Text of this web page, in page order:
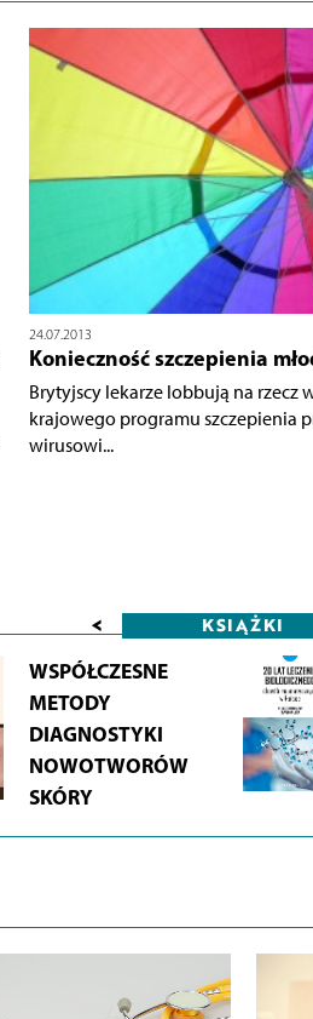
24.07.2013
Konieczność szczepienia
Brytyjscy lekarze lobbują na rzecz
krajowego programu szczepienia
wirusowi...
< KSIĄŻKI
WSPÓŁCZESNE
METODY
DIAGNOSTYKI
NOWOTWORÓW
SKÓRY